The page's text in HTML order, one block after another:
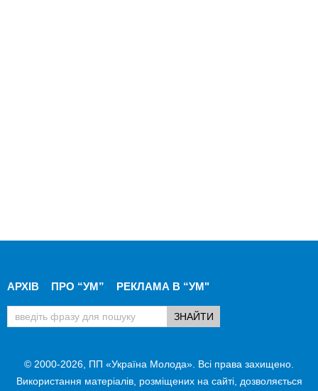
АРХІВ ПРО “УМ” РЕКЛАМА В “УМ"
© 2000-2026, ПП «Україна Молода». Всі права захищено.
Використання матеріалів, розміщених на сайті, дозволяється